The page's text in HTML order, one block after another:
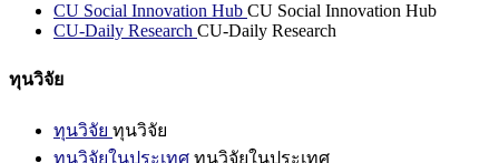
CU Social Innovation Hub CU Social Innovation Hub
CU-Daily Research CU-Daily Research
ทุนวิจัย
ทุนวิจัย ทุนวิจัย
ทุนวิจัยในประเทศ ทุนวิจัยในประเทศ